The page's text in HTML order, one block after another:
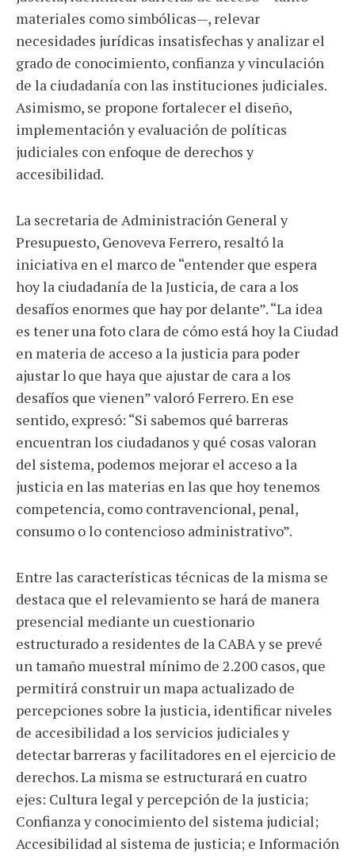
materiales como simbólicas—, relevar
necesidades jurídicas insatisfechas y analizar el
grado de conocimiento, confianza y vinculación
de la ciudadanía con las instituciones judiciales.
Asimismo, se propone fortalecer el diseño,
implementación y evaluación de políticas
judiciales con enfoque de derechos y
accesibilidad.
La secretaria de Administración General y
Presupuesto, Genoveva Ferrero, resaltó la
iniciativa en el marco de “entender que espera
hoy la ciudadanía de la Justicia, de cara a los
desafíos enormes que hay por delante”. “La idea
es tener una foto clara de cómo está hoy la Ciudad
en materia de acceso a la justicia para poder
ajustar lo que haya que ajustar de cara a los
desafíos que vienen” valoró Ferrero. En ese
sentido, expresó: “Si sabemos qué barreras
encuentran los ciudadanos y qué cosas valoran
del sistema, podemos mejorar el acceso a la
justicia en las materias en las que hoy tenemos
competencia, como contravencional, penal,
consumo o lo contencioso administrativo”.
Entre las características técnicas de la misma se
destaca que el relevamiento se hará de manera
presencial mediante un cuestionario
estructurado a residentes de la CABA y se prevé
un tamaño muestral mínimo de 2.200 casos, que
permitirá construir un mapa actualizado de
percepciones sobre la justicia, identificar niveles
de accesibilidad a los servicios judiciales y
detectar barreras y facilitadores en el ejercicio de
derechos. La misma se estructurará en cuatro
ejes: Cultura legal y percepción de la justicia;
Confianza y conocimiento del sistema judicial;
Accesibilidad al sistema de justicia; e Información